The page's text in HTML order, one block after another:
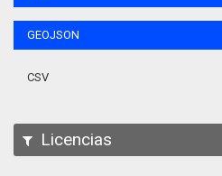
GEOJSON
CSV
Licencias